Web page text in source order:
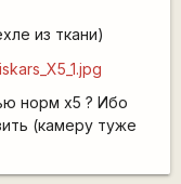
из ткани)
норм х5 ? Ибо
(камеру туже